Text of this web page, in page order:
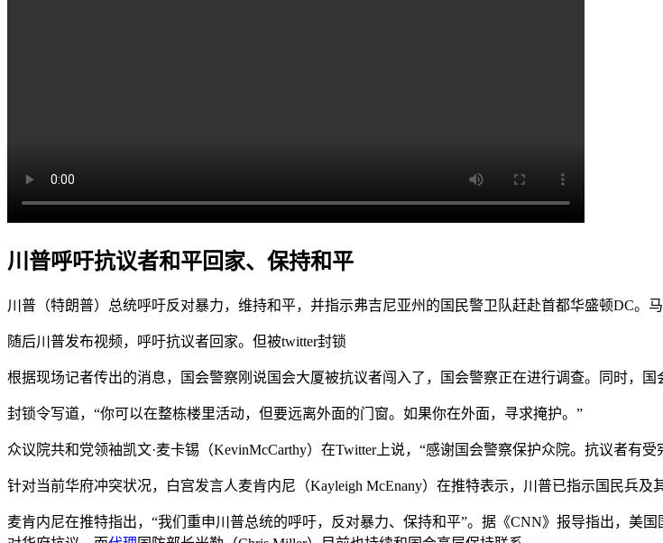
川普呼吁抗议者和平回家、保持和平
川普（特朗普）总统呼吁反对暴力，维持和平，并指示弗吉尼亚州的国民警卫队赶赴首都华盛顿DC。
随后川普发布视频，呼吁抗议者回家。但被twitter封锁
根据现场记者传出的消息，国会警察刚说国会大厦被抗议者闯入了，国会警察正在进行调查。同时，
封锁令写道，“你可以在整栋楼里活动，但要远离外面的门窗。如果你在外面，寻求掩护。”
众议院共和党领袖凯文·麦卡锡（KevinMcCarthy）在Twitter上说，“感谢国会警察保护众院。抗议者有
针对当前华府冲突状况，白宫发言人麦肯内尼（Kayleigh McEnany）在推特表示，川普已指示国民兵及
麦肯内尼在推特指出，“我们重申川普总统的呼吁，反对暴力、保持和平”。据《CNN》报导指出，美